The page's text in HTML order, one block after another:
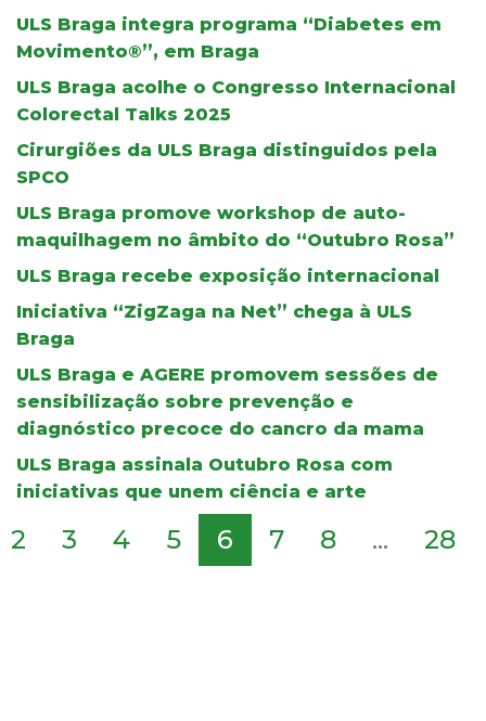
ULS Braga integra programa “Diabetes em
Movimento®”, em Braga
ULS Braga acolhe o Congresso Internacional
Colorectal Talks 2025
Cirurgiões da ULS Braga distinguidos pela
SPCO
ULS Braga promove workshop de auto-
maquilhagem no âmbito do “Outubro Rosa”
ULS Braga recebe exposição internacional
Iniciativa “ZigZaga na Net” chega à ULS
Braga
ULS Braga e AGERE promovem sessões de
sensibilização sobre prevenção e
diagnóstico precoce do cancro da mama
ULS Braga assinala Outubro Rosa com
iniciativas que unem ciência e arte
2 3 4 5 6 7 8 ... 28